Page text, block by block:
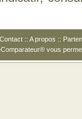
Contact :: A propos ::
vous